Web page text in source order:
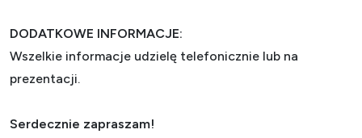
DODATKOWE INFORMACJE:
Wszelkie informacje udzielę telefonicznie lub na
prezentacji.
Serdecznie zapraszam!